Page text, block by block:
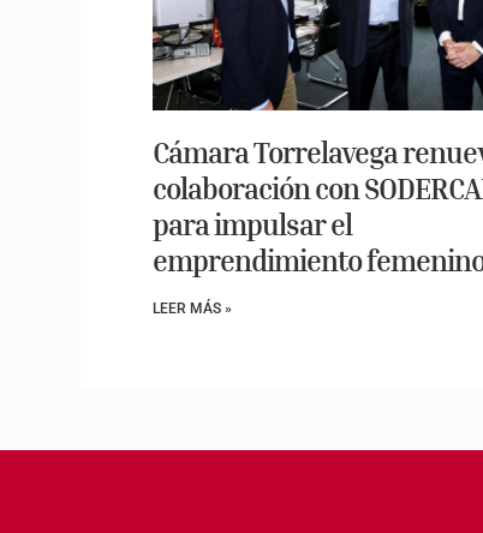
Cámara Torrelavega
colaboración con
para impulsar el
emprendimiento
LEER MÁS »